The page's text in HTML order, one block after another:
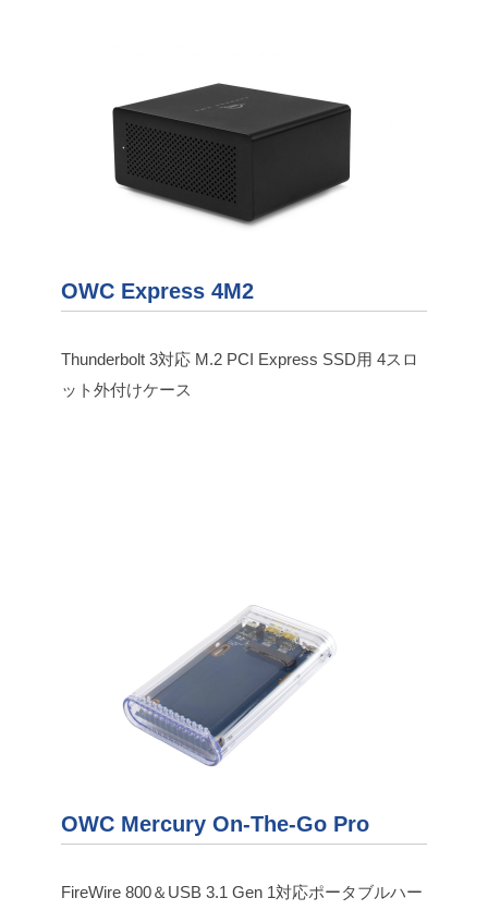
OWC Express 4M2
Thunderbolt 3対応 M.2 PCI Express SSD用 4スロ
ット外付けケース
OWC Mercury On-The-Go Pro
FireWire 800＆USB 3.1 Gen 1対応ポータブルハー